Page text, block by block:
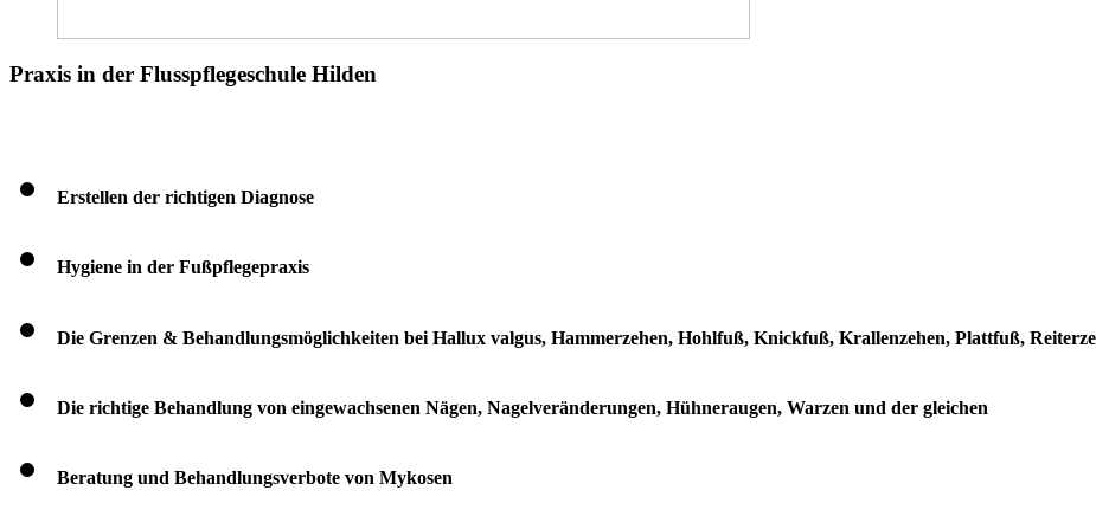
Praxis in der Flusspflegeschule Hilden
Erstellen der richtigen Diagnose
Hygiene in der Fußpflegepraxis
Die Grenzen & Behandlungsmöglichkeiten bei Hallux valgus, Hammerzehen, Hohlfuß, Knickfuß, Krallenzehen, Plattfuß,
Die richtige Behandlung von eingewachsenen Nägen, Nagelveränderungen, Hühneraugen, Warzen und der gleichen
Beratung und Behandlungsverbote von Mykosen